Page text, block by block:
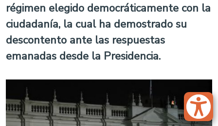
régimen elegido democráticamente con la
ciudadanía, la cual ha demostrado su
descontento ante las respuestas
emanadas desde la Presidencia.